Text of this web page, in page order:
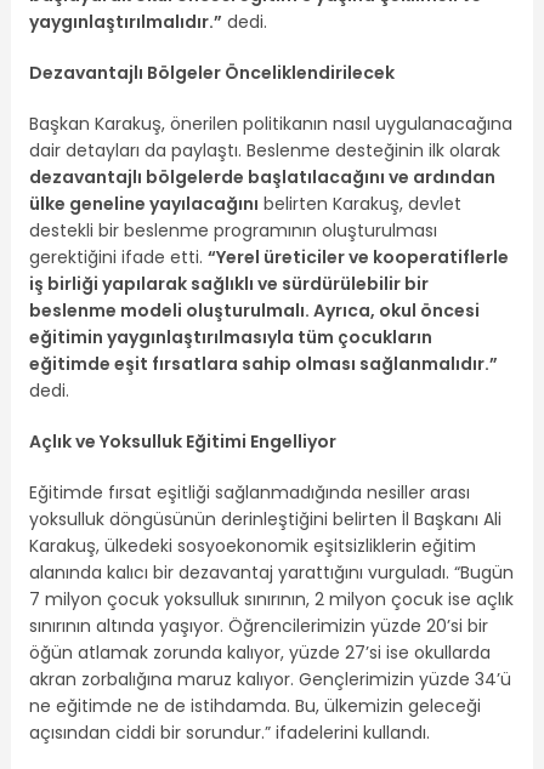
yaygınlaştırılmalıdır.” dedi.
Dezavantajlı Bölgeler Önceliklendirilecek
Başkan Karakuş, önerilen politikanın nasıl uygulanacağına
dair detayları da paylaştı. Beslenme desteğinin ilk olarak
dezavantajlı bölgelerde başlatılacağını ve ardından
ülke geneline yayılacağını belirten Karakuş, devlet
destekli bir beslenme programının oluşturulması
gerektiğini ifade etti. “Yerel üreticiler ve kooperatiflerle
iş birliği yapılarak sağlıklı ve sürdürülebilir bir
beslenme modeli oluşturulmalı. Ayrıca, okul öncesi
eğitimin yaygınlaştırılmasıyla tüm çocukların
eğitimde eşit fırsatlara sahip olması sağlanmalıdır.”
dedi.
Açlık ve Yoksulluk Eğitimi Engelliyor
Eğitimde fırsat eşitliği sağlanmadığında nesiller arası
yoksulluk döngüsünün derinleştiğini belirten İl Başkanı Ali
Karakuş, ülkedeki sosyoekonomik eşitsizliklerin eğitim
alanında kalıcı bir dezavantaj yarattığını vurguladı. “Bugün
7 milyon çocuk yoksulluk sınırının, 2 milyon çocuk ise açlık
sınırının altında yaşıyor. Öğrencilerimizin yüzde 20’si bir
öğün atlamak zorunda kalıyor, yüzde 27’si ise okullarda
akran zorbalığına maruz kalıyor. Gençlerimizin yüzde 34’ü
ne eğitimde ne de istihdamda. Bu, ülkemizin geleceği
açısından ciddi bir sorundur.” ifadelerini kullandı.